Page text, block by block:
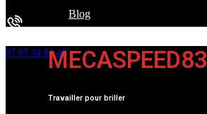
Blog
07 87 34 84 49MECASPEED83
Travailler pour briller